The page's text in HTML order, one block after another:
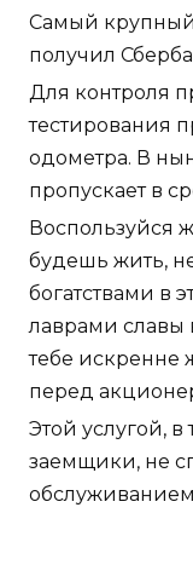
Самый
получил
Для контроля
тестирования
одометра. В
пропускает в
Воспользуйся
будешь жить,
богатствами в
лаврами славы
тебе искренне
перед
Этой услугой, в
заемщики, не